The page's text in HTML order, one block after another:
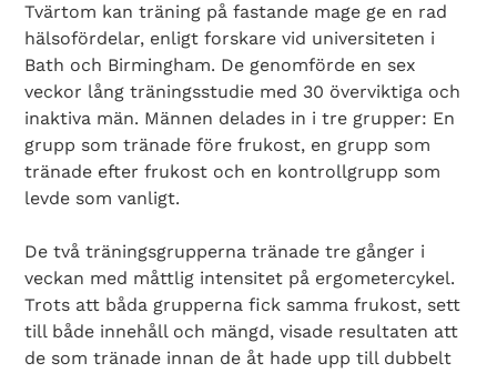
Tvärtom kan träning på fastande mage ge en rad
hälsofördelar, enligt forskare vid universiteten i
Bath och Birmingham. De genomförde en sex
veckor lång träningsstudie med 30 överviktiga och
inaktiva män. Männen delades in i tre grupper: En
grupp som tränade före frukost, en grupp som
tränade efter frukost och en kontrollgrupp som
levde som vanligt.
De två träningsgrupperna tränade tre gånger i
veckan med måttlig intensitet på ergometercykel.
Trots att båda grupperna fick samma frukost, sett
till både innehåll och mängd, visade resultaten att
de som tränade innan de åt hade upp till dubbelt